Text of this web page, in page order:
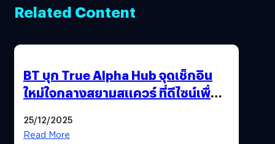
Related Content
BT บุก True Alpha Hub จุดเช็กอิน
ใหม่ใจกลางสยามสแควร์ ที่ดีไซน์เพื่อ
25/12/2025
Read More